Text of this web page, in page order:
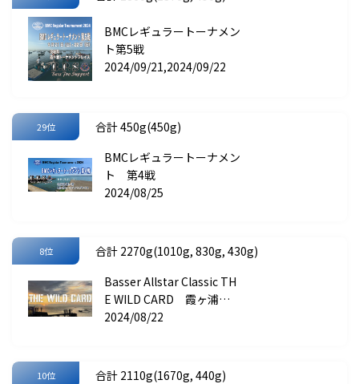
BMCレギュラートーナメン
ト第5戦
2024/09/21,2024/09/22
29位
合計 450g(450g)
BMCレギュラートーナメン
ト 第4戦
2024/08/25
8位
合計 2270g(1010g, 830g, 430g)
Basser Allstar Classic TH
E WILD CARD 霞ヶ浦大
会
2024/08/22
10位
合計 2110g(1670g, 440g)